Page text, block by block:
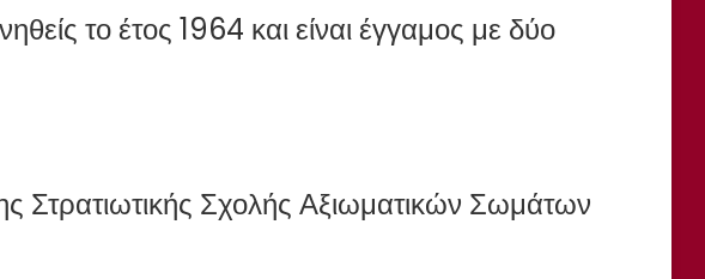
το έτος 1964 και είναι έγγαμος με δύο
Στρατιωτικής Σχολής Αξιωματικών Σωμάτων